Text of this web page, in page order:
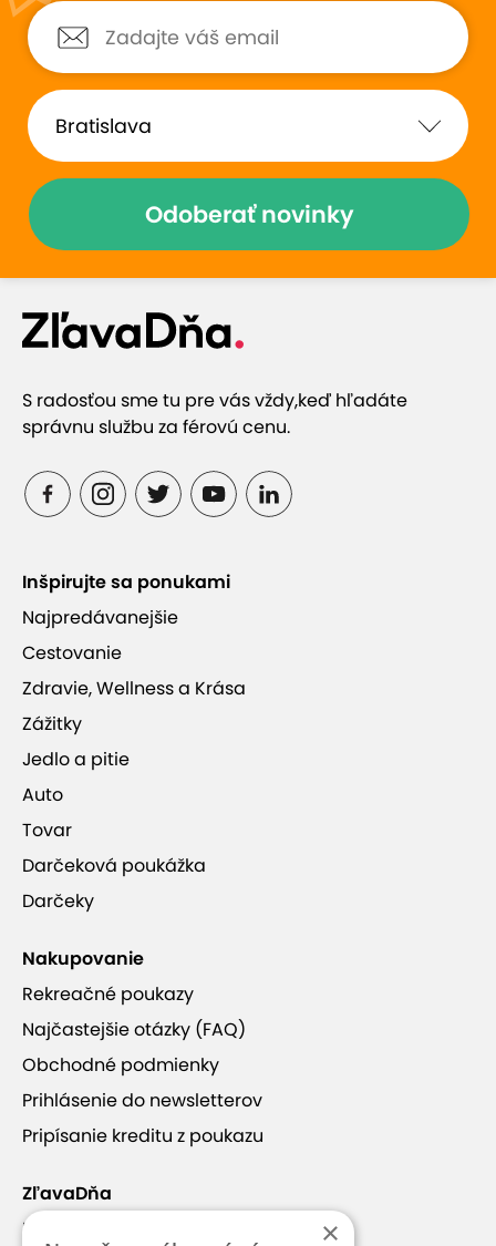
Odoberať novinky
S radosťou sme tu pre vás vždy,keď hľadáte
správnu službu za férovú cenu.
Inšpirujte sa ponukami
Najpredávanejšie
Cestovanie
Zdravie, Wellness a Krása
Zážitky
Jedlo a pitie
Auto
Tovar
Darčeková poukážka
Darčeky
Nakupovanie
Rekreačné poukazy
Najčastejšie otázky (FAQ)
Obchodné podmienky
Prihlásenie do newsletterov
Pripísanie kreditu z poukazu
ZľavaDňa
Náš príbeh
×